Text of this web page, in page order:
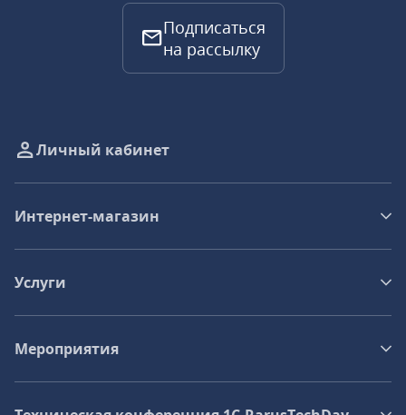
Подписаться
на рассылку
Личный кабинет
Интернет-магазин
Услуги
Мероприятия